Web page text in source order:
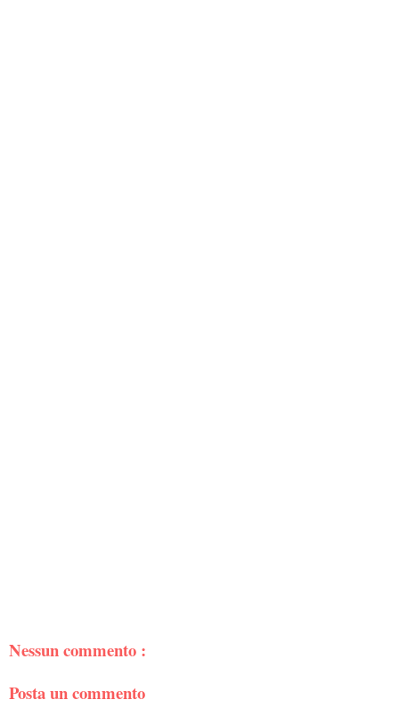
Nessun commento :
Posta un commento